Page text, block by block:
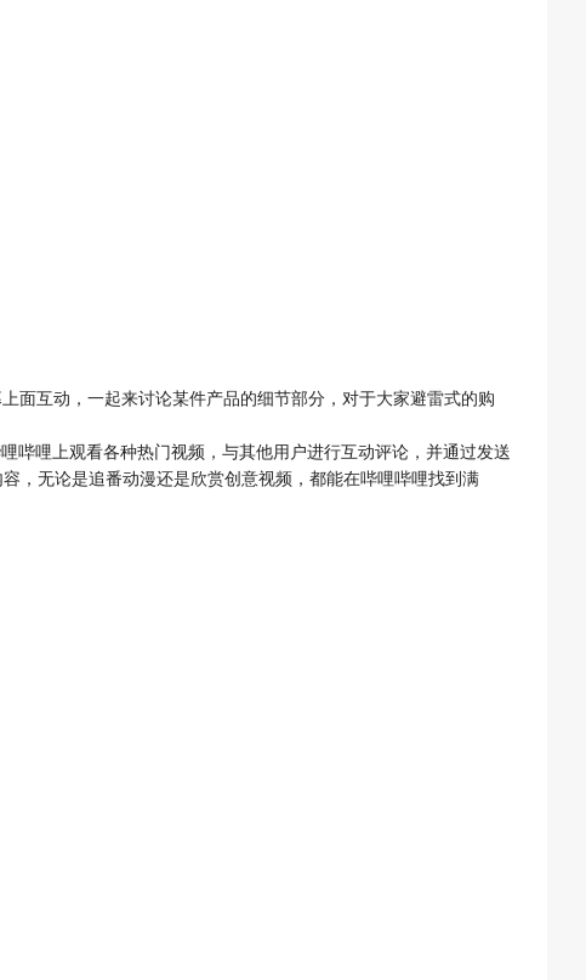
面互动，一起来讨论某件产品的细节部分，对于大家避雷式的购
哔哩上观看各种热门视频，与其他用户进行互动评论，并通过发送
，无论是追番动漫还是欣赏创意视频，都能在哔哩哔哩找到满